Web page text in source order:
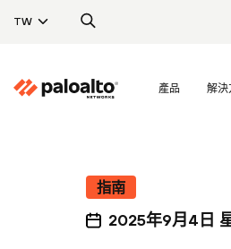
TW
產品 解決
指南
2025年9月4日